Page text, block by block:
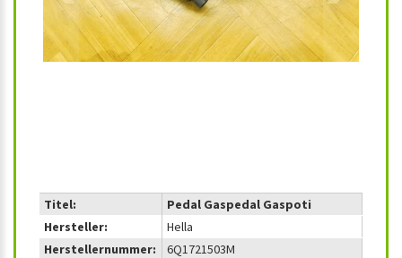
Titel:
Pedal Gaspedal Gaspoti
Hersteller:
Hella
Herstellernummer:
6Q1721503M